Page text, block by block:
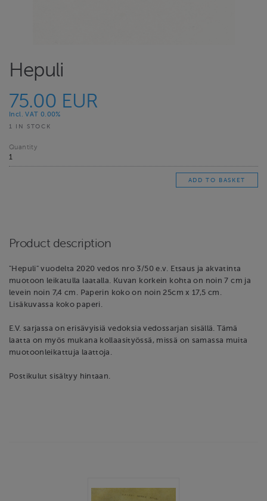
Hepuli
75.00 EUR
Incl. VAT 0.00%
1 IN STOCK
Quantity
Product description
"Hepuli" vuodelta 2020 vedos nro 3/50 e.v. Etsaus ja akvatinta
muotoon leikatulla laatalla. Kuvan korkein kohta on noin 7 cm ja
levein noin 7,4 cm. Paperin koko on noin 25cm x 17,5 cm.
Lisäkuvassa koko paperi.
E.V. sarjassa on erisävyisiä vedoksia vedossarjan sisällä. Tämä
laatta on myös mukana kollaasityössä, missä on samassa muita
muotoonleikattuja laattoja.
Postikulut sisältyy hintaan.